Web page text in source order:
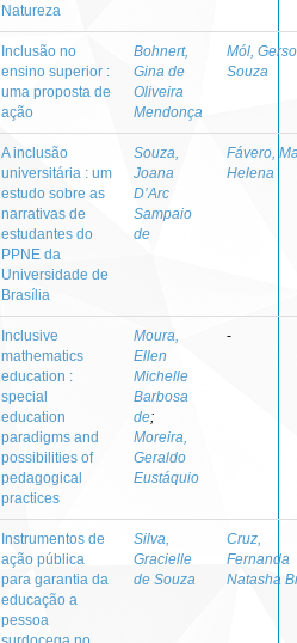
Natureza
Inclusão no
ensino superior :
uma proposta de
ação
Bohnert,
Gina de
Oliveira
Mendonça
Mól,
Souza
A inclusão
universitária : um
estudo sobre as
narrativas de
estudantes do
PPNE da
Universidade de
Brasília
Souza,
Joana
D’Arc
Sampaio
de
Fávero,
Helena
Inclusive
mathematics
education :
special
education
paradigms and
possibilities of
pedagogical
practices
Moura,
Ellen
Michelle
Barbosa
de;
Moreira,
Geraldo
Eustáquio
-
Instrumentos de
ação pública
para garantia da
educação a
pessoa
Silva,
Gracielle
de Souza
Cruz,
Fernanda
Natasha